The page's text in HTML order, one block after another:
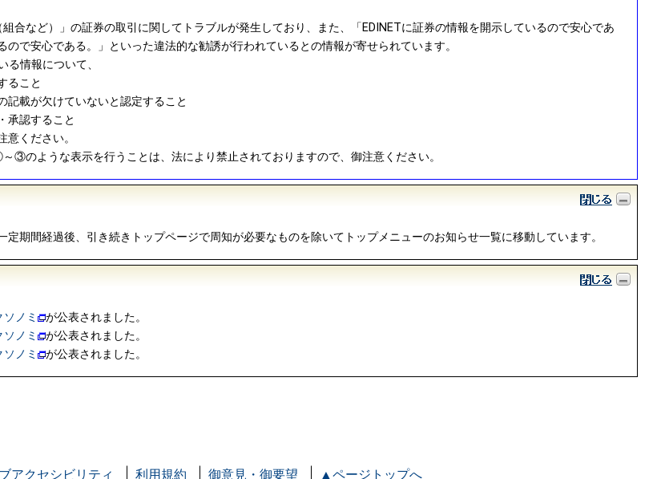
合など）」の証券の取引に関してトラブルが発生しており、また、「EDINETに証券の情報を開示しているので安心であ
で安心である。」といった違法的な勧誘が行われているとの情報が寄せられています。
る情報について、
ること
載が欠けていないと認定すること
承認すること
ください。
③のような表示を行うことは、法により禁止されておりますので、御注意ください。
定期間経過後、引き続きトップページで周知が必要なものを除いてトップメニューのお知らせ一覧に移動しています。
ノミ
が公表されました。
ノミ
が公表されました。
ノミ が公表されました。
アクセシビリティ 利用規約 御意見・御要望 ▲ページトップへ